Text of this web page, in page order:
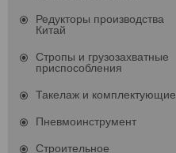
Редукторы производства
Китай
Стропы и грузозахватные
приспособления
Такелаж и комплектующие
Пневмоинструмент
Строительное